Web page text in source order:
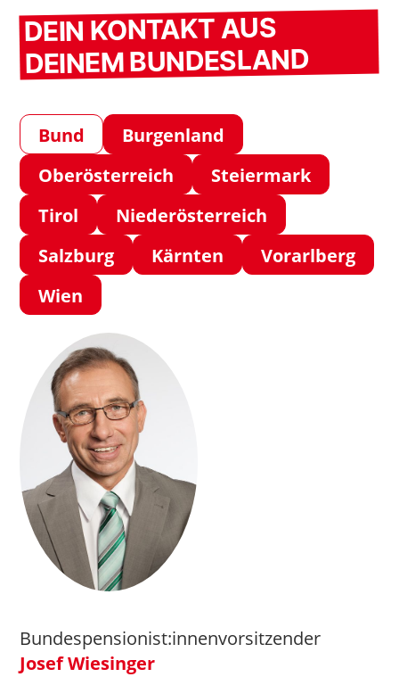
DEIN KONTAKT AUS
DEINEM BUNDESLAND
Bund
Burgenland
Oberösterreich
Steiermark
Tirol
Niederösterreich
Salzburg
Kärnten
Vorarlberg
Wien
Bundespensionist:innenvorsitzender
Josef Wiesinger